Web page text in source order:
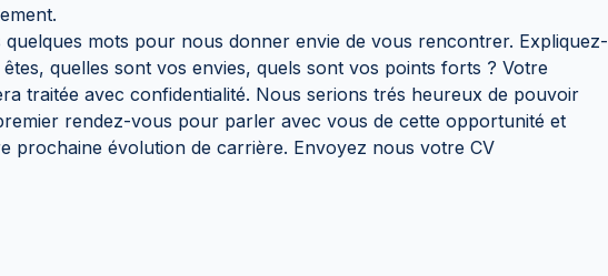
quelques mots pour nous donner envie de vous rencontrer. Expliquez-
quelles sont vos envies, quels sont vos points forts ? Votre
traitée avec confidentialité. Nous serions trés heureux de pouvoir
rendez-vous pour parler avec vous de cette opportunité et
prochaine évolution de carrière. Envoyez nous votre CV